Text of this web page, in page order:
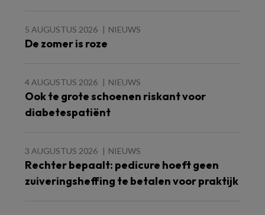
5 AUGUSTUS 2026 NIEUWS
De zomer is roze
4 AUGUSTUS 2026 NIEUWS
Ook te grote schoenen riskant voor
diabetespatiënt
3 AUGUSTUS 2026 NIEUWS
Rechter bepaalt: pedicure hoeft geen
zuiveringsheffing te betalen voor praktijk